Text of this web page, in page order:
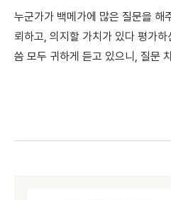
누군가가 백메가에 많은 질문을 해
뢰하고, 의지할 가치가 있다 평가
씀 모두 귀하게 듣고 있으니, 질문